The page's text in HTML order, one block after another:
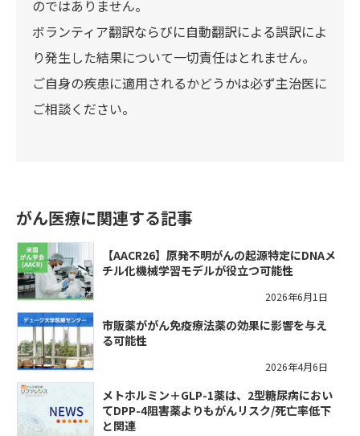
のではありません。
ボランティア翻訳ならびに自動翻訳による誤訳によ
り発生した結果について一切責任はとれません。
ご自身の疾患に適用されるかどうかは必ず主治医に
ご相談ください。
がん医療に関連する記事
【AACR26】原発不明がんの起源特定にDNAメ
チル化機械学習モデルが役立つ可能性
2026年6月1日
市販薬ががん免疫療法薬の効果に影響を与え
る可能性
2026年4月6日
メトホルミン＋GLP-1薬は、2型糖尿病におい
てDPP-4阻害薬よりもがんリスク/死亡率低下
と関連